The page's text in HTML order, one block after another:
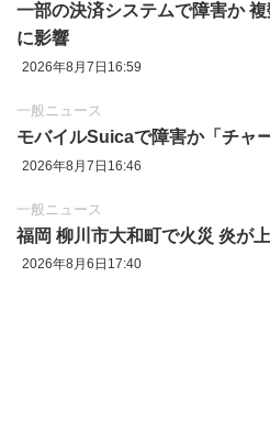
一部の決済システムで障害か
に影響
2026年8月7日16:59
一般ニュース
モバイルSuicaで障害か「チャ
2026年8月7日16:46
一般ニュース
福岡 柳川市大和町で火災 炎が
2026年8月6日17:40